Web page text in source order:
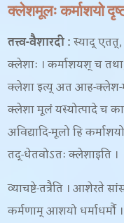
क्लेशमूलः कर्माशयो
तत्त्व-वैशारदी:स्याद्
क्लेशाः । कर्माशयश् च
क्लेशा इत्य् अत आह-क्लेश-
क्लेशा मूलं यस्योत्पादे च
अविद्यादि-मूलो हि
तद्-धेतवोऽतः क्लेशाइति ।
व्याचष्टे-तत्रैति । आशेरते
कर्मणाम् आशयो धर्माधर्मौ